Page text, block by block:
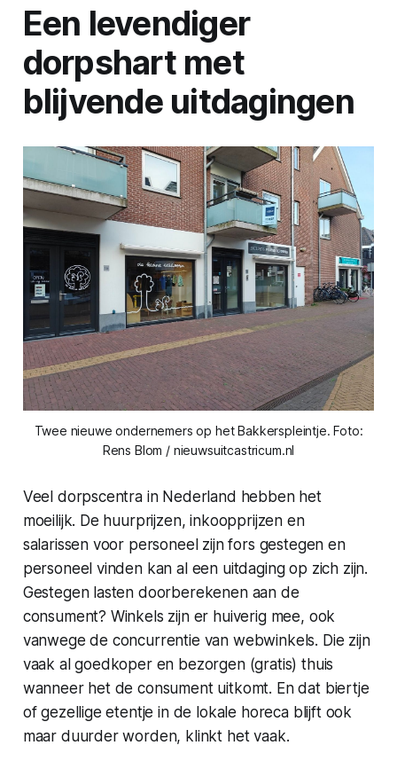
Een levendiger
dorpshart met
blijvende uitdagingen
Twee nieuwe ondernemers op het Bakkerspleintje. Foto:
Rens Blom / nieuwsuitcastricum.nl
Veel dorpscentra in Nederland hebben het
moeilijk. De huurprijzen, inkoopprijzen en
salarissen voor personeel zijn fors gestegen en
personeel vinden kan al een uitdaging op zich zijn.
Gestegen lasten doorberekenen aan de
consument? Winkels zijn er huiverig mee, ook
vanwege de concurrentie van webwinkels. Die zijn
vaak al goedkoper en bezorgen (gratis) thuis
wanneer het de consument uitkomt. En dat biertje
of gezellige etentje in de lokale horeca blijft ook
maar duurder worden, klinkt het vaak.